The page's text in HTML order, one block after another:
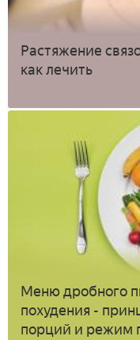
Растяжение
как лечить
Меню дробного
похудения -
порций и режим